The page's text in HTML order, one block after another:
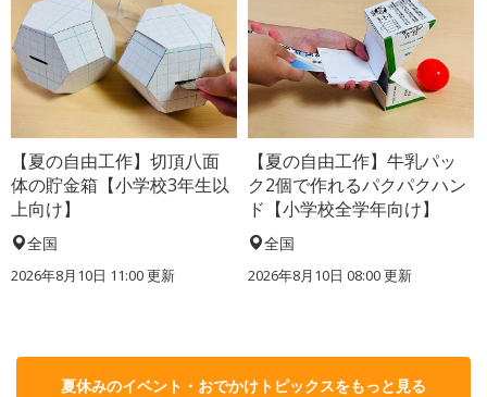
【夏の自由工作】切頂八面
体の貯金箱【小学校3年生以
上向け】
全国
2026年8月10日 11:00更新
【夏の自由工作】牛乳パッ
ク2個で作れるパクパクハン
ド【小学校全学年向け】
全国
2026年8月10日 08:00更新
夏休みのイベント・おでかけトピックスをもっと見る